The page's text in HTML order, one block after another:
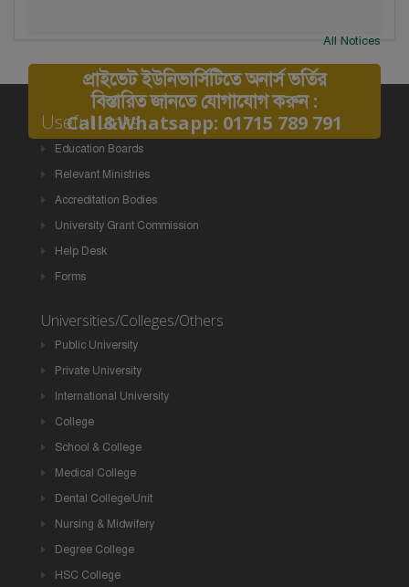
All Notices
প্রাইভেট ইউনিভার্সিটিতে অনার্স ভর্তির
বিস্তারিত জানতে যোগাযোগ করুন :
Call&Whatsapp: 01715 789 791
Useful Links
Education Boards
Relevant Ministries
Accreditation Bodies
University Grant Commission
Help Desk
Forms
Universities/Colleges/Others
Public University
Private University
International University
College
School & College
Medical College
Dental College/Unit
Nursing & Midwifery
Degree College
HSC College